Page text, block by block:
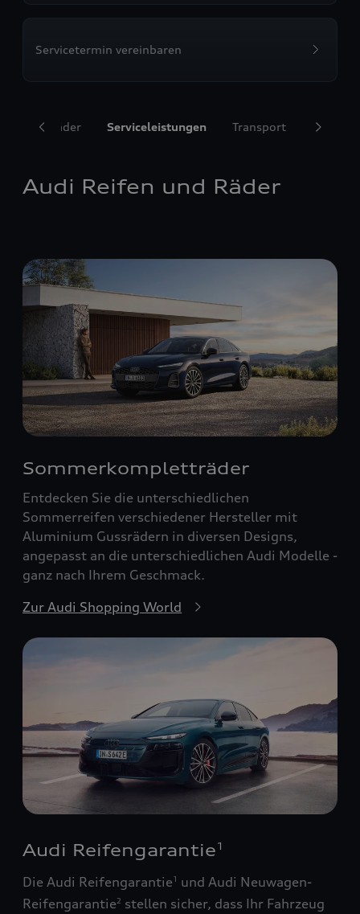
Servicetermin vereinbaren
und Räder Serviceleistungen Transport
Audi Reifen und Räder
Sommerkompletträder
Entdecken Sie die unterschiedlichen
Sommerreifen verschiedener Hersteller mit
Aluminium Gussrädern in diversen Designs,
angepasst an die unterschiedlichen Audi Modelle -
ganz nach Ihrem Geschmack.
Zur Audi Shopping World
Audi Reifengarantie 1
Die Audi Reifengarantie1
und Audi Neuwagen-
Reifengarantie2 stellen sicher, dass Ihr Fahrzeug